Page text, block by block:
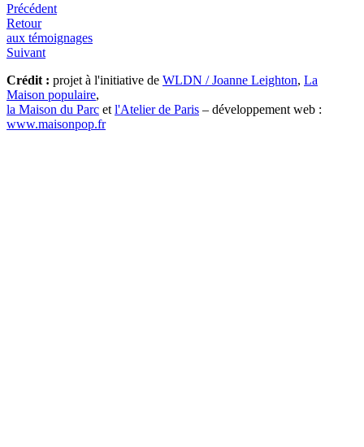
Précédent
Retour
aux témoignages
Suivant
Crédit : projet à l'initiative de WLDN / Joanne Leighton, La
Maison populaire,
la Maison du Parc et l'Atelier de Paris – développement web :
www.maisonpop.fr